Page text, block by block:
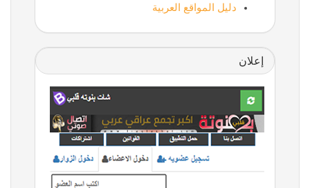
دليل المواقع العربية
إعلان